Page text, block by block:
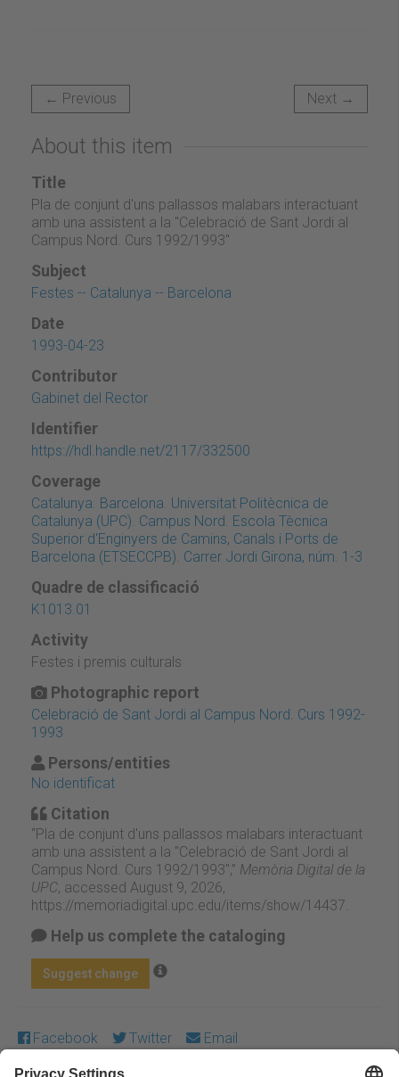
← Previous Next →
About this item
Title
Pla de conjunt d'uns pallassos malabars interactuant
amb una assistent a la "Celebració de Sant Jordi al
Campus Nord. Curs 1992/1993"
Subject
Festes -- Catalunya -- Barcelona
Date
1993-04-23
Contributor
Gabinet del Rector
Identifier
https://hdl.handle.net/2117/332500
Coverage
Catalunya. Barcelona. Universitat Politècnica de
Catalunya (UPC). Campus Nord. Escola Tècnica
Superior d'Enginyers de Camins, Canals i Ports de
Barcelona (ETSECCPB). Carrer Jordi Girona, núm. 1-3
Quadre de classificació
K1013.01
Activity
Festes i premis culturals
Photographic report
Celebració de Sant Jordi al Campus Nord. Curs 1992-
1993
Persons/entities
No identificat
Citation
“Pla de conjunt d'uns pallassos malabars interactuant
amb una assistent a la "Celebració de Sant Jordi al
Campus Nord. Curs 1992/1993",” Memòria Digital de la
UPC, accessed August 9, 2026,
https://memoriadigital.upc.edu/items/show/14437
Help us complete the cataloging
Suggest change
Facebook Twitter Email